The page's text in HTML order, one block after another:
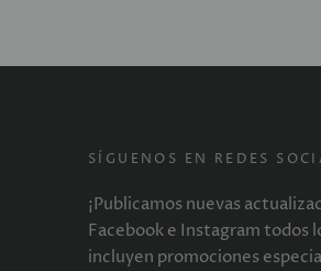
SÍGUENOS EN REDES
¡Publicamos nuevas
Facebook e Instagram todos
incluyen promociones